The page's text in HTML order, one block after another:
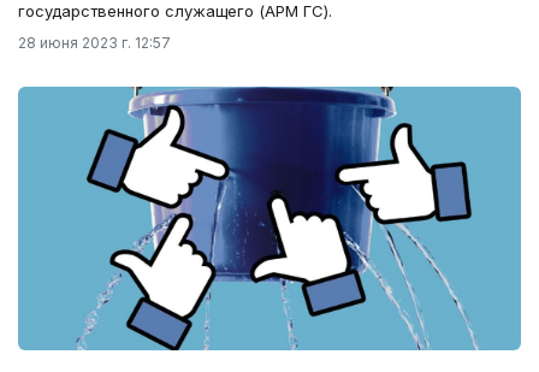
государственного служащего (АРМ ГС).
28 июня 2023 г. 12:57